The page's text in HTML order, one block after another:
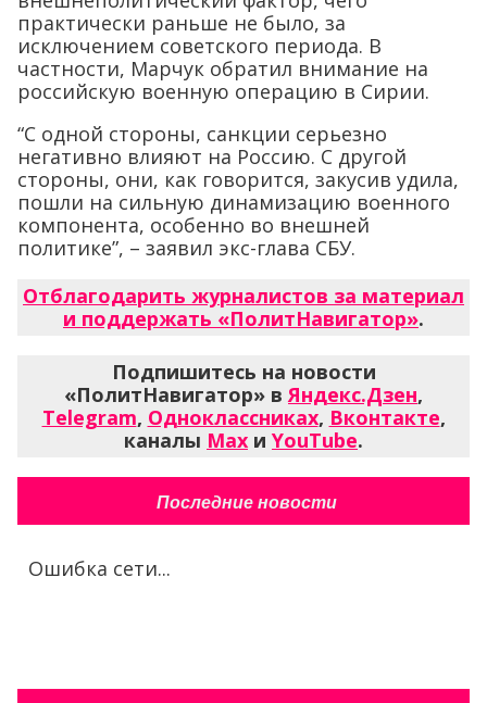
практически раньше не было, за
исключением советского периода. В
частности, Марчук обратил внимание на
российскую военную операцию в Сирии.
“С одной стороны, санкции серьезно
негативно влияют на Россию. С другой
стороны, они, как говорится, закусив удила,
пошли на сильную динамизацию военного
компонента, особенно во внешней
политике”, – заявил экс-глава СБУ.
Отблагодарить журналистов за материал
и поддержать «ПолитНавигатор».
Подпишитесь на новости
«ПолитНавигатор» вЯндекс.Дзен,
Telegram, Одноклассниках, Вконтакте,
каналы Max и YouTube.
Последние новости
Ошибка сети...